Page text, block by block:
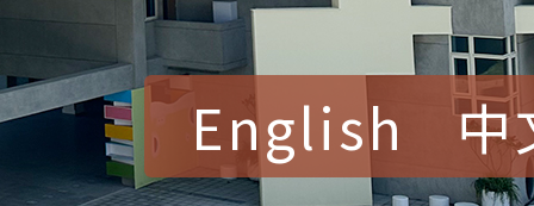
English 中
賀！本校參加桃園市中